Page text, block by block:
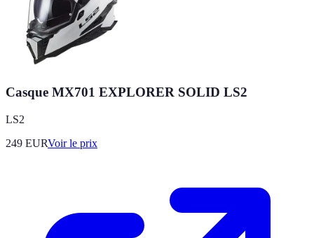
Casque MX701 EXPLORER SOLID LS2
LS2
249 EURVoir le prix